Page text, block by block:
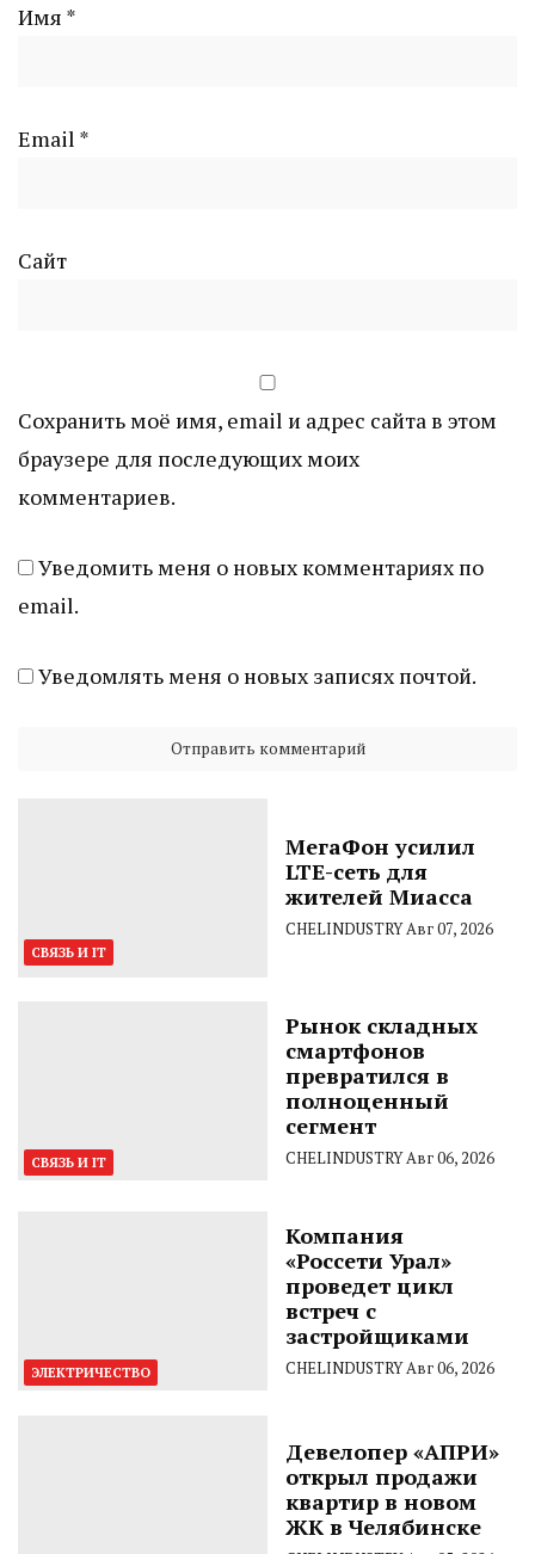
Имя *
Email *
Сайт
Сохранить моё имя, email и адрес сайта в этом
браузере для последующих моих
комментариев.
Уведомить меня о новых комментариях по
email.
Уведомлять меня о новых записях почтой.
СВЯЗЬ И IT
МегаФон усилил
LTE-сеть для
жителей Миасса
CHELINDUSTRYАвг 07, 2026
СВЯЗЬ И IT
Рынок складных
смартфонов
превратился в
полноценный
сегмент
CHELINDUSTRYАвг 06, 2026
ЭЛЕКТРИЧЕСТВО
Компания
«Россети Урал»
проведет цикл
встреч с
застройщиками
CHELINDUSTRYАвг 06, 2026
Девелопер «АПРИ»
открыл продажи
квартир в новом
ЖК в Челябинске